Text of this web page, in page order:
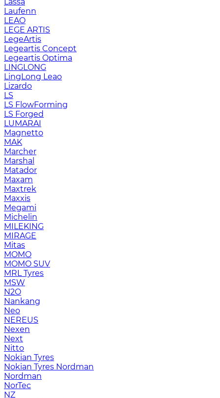
Laufenn
LEAO
LEGE ARTIS
LegeArtis
Legeartis Concept
Legeartis Optima
LINGLONG
LingLong Leao
Lizardo
LS
LS FlowForming
LS Forged
LUMARAI
Magnetto
MAK
Marcher
Marshal
Matador
Maxam
Maxtrek
Maxxis
Megami
Michelin
MILEKING
MIRAGE
Mitas
MOMO
MOMO SUV
MRL Tyres
MSW
N2O
Nankang
Neo
NEREUS
Nexen
Next
Nitto
Nokian Tyres
Nokian Tyres Nordman
Nordman
NorTec
NZ